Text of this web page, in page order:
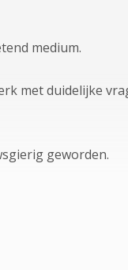
medium.
met duidelijke
geworden.